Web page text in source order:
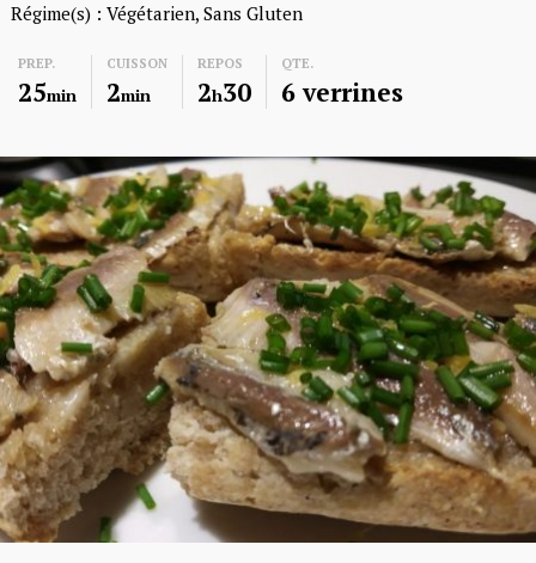
Régime(s) : Végétarien Sans Gluten
PREP.
25min
CUISSON
2min
REPOS
2h30
QTE.
6 verrines